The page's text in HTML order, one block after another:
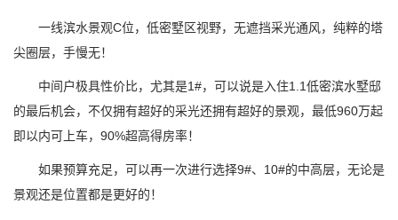
一线滨水景观C位，低密墅区视野，无遮挡采光通风，纯粹的塔
尖圈层，手慢无！
中间户极具性价比，尤其是1#，可以说是入住1.1低密滨水墅邸
的最后机会，不仅拥有超好的采光还拥有超好的景观，最低960万起
即以内可上车，90%超高得房率！
如果预算充足，可以再一次进行选择9#、10#的中高层，无论是
景观还是位置都是更好的！